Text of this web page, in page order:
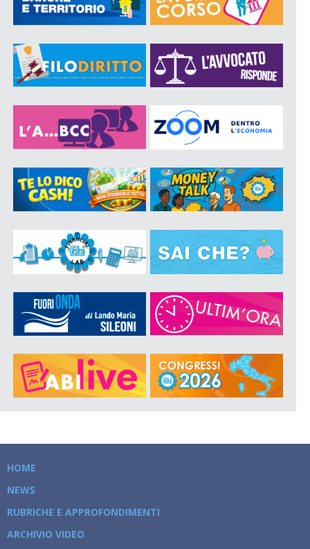
HOME
NEWS
RUBRICHE E APPROFONDIMENTI
ARCHIVIO VIDEO